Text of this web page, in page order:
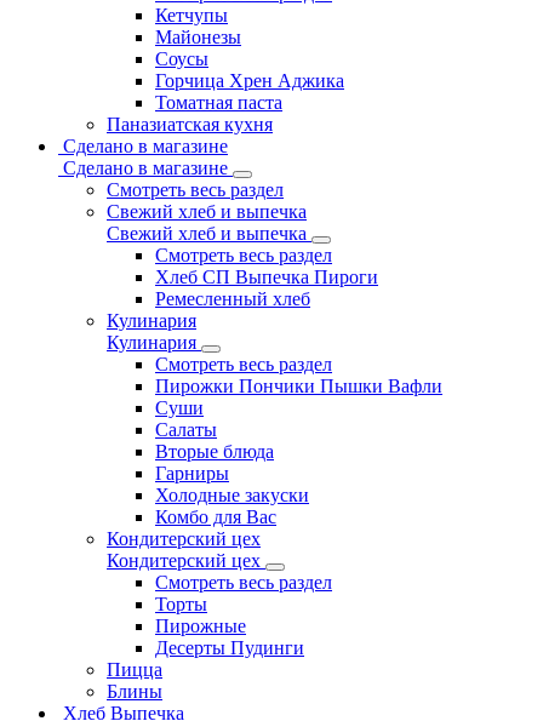
Кетчупы
Майонезы
Соусы
Горчица Хрен Аджика
Томатная паста
Паназиатская кухня
Сделано в магазине
Сделано в магазине
Смотреть весь раздел
Свежий хлеб и выпечка
Свежий хлеб и выпечка
Смотреть весь раздел
Хлеб СП Выпечка Пироги
Ремесленный хлеб
Кулинария
Кулинария
Смотреть весь раздел
Пирожки Пончики Пышки Вафли
Суши
Салаты
Вторые блюда
Гарниры
Холодные закуски
Комбо для Вас
Кондитерский цех
Кондитерский цех
Смотреть весь раздел
Торты
Пирожные
Десерты Пудинги
Пицца
Блины
Хлеб Выпечка